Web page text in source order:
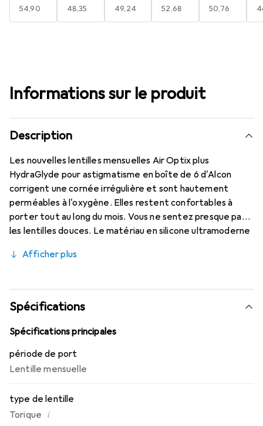
EUR
54,90 EUR
48,35 EUR
49,24 EUR
52,68 EUR
50,76
Informations sur le produit
Description
Les nouvelles lentilles mensuelles Air Optix plus
HydraGlyde pour astigmatisme en boîte de 6 d'Alcon
corrigent une cornée irrégulière et sont hautement
perméables à l'oxygène. Elles restent confortables à
porter tout au long du mois. Vous ne sentez presque pas
les lentilles douces. Le matériau en silicone ultramoderne
matrice d'humidité HydraGlyde éprouvée est combiné
meilleures caractéristiques de port que vous connaissez.
Un port confortable et sans gêne des lentilles mensuelles
toute la journée.
Afficher plus
Spécifications
Spécifications principales
période de port
Lentille mensuelle
type de lentille
Torique i